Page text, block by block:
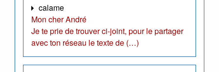
calame
Mon cher André
Je te prie de trouver ci-joint, pour le partager
avec ton réseau le texte de (…)